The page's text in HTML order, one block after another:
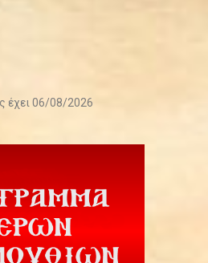
έχει 06/08/2026